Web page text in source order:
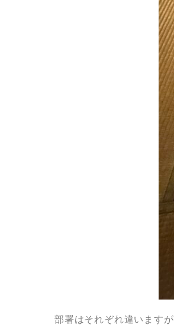
部署はそれぞれ違いますが